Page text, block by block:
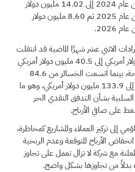
أمريكي في الربع الرابع من عام 2024 إلى 14.02 مليون دولار
أمريكي في الربع الأول من عام 2025 ثم 8.60 مليون دولار
2026.
الاثني عشر شهرًا الماضية قد انتقلت
من 83.3 مليون دولار أمريكي إلى 40.5 مليون دولار أمريكي
خلال الفترات الموضحة، بينما اتسعت الخسائر من 84.6
مليون دولار أمريكي إلى 133.9 مليون دولار أمريكي، وهو ما
بشأن التدفق النقدي الحر
على صافي الأرباح.
إلى تركيز العملاء والمشاريع كمخاطرة،
الأرباح المتوقعة وعدم الربحية
مع شركة لا تزال تعمل على تجاوز
من تجاوزها بشكل واضح.